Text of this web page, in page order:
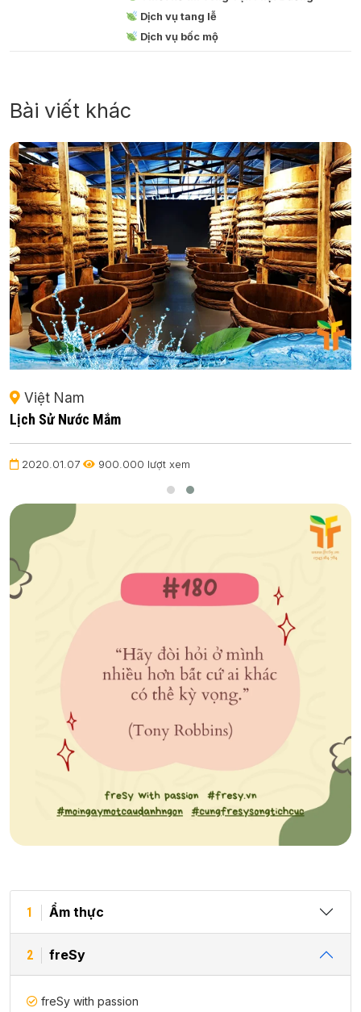
Dịch vụ tang lễ
Dịch vụ bốc mộ
Bài viết khác
Việt Nam
Lịch Sử Nước Mắm
2020.01.07 900.000 lượt xem
1 Ẩm thực
2 freSy
freSy with passion